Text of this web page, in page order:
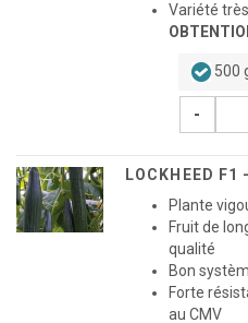
Variété
500
-
LOCKHEED F1
Plante
Fruit de
qualité
Bon
Forte
au CMV